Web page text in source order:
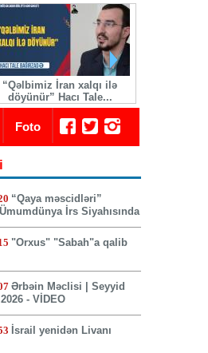
“Qəlbimiz İran xalqı ilə
döyünür” Hacı Tale...
Foto
“Qaya məscidləri”
İrs Siyahısında
"Orxus" "Sabah"a qalib
Ərbəin Məclisi | Seyyid
- VİDEO
İsrail yenidən Livanı